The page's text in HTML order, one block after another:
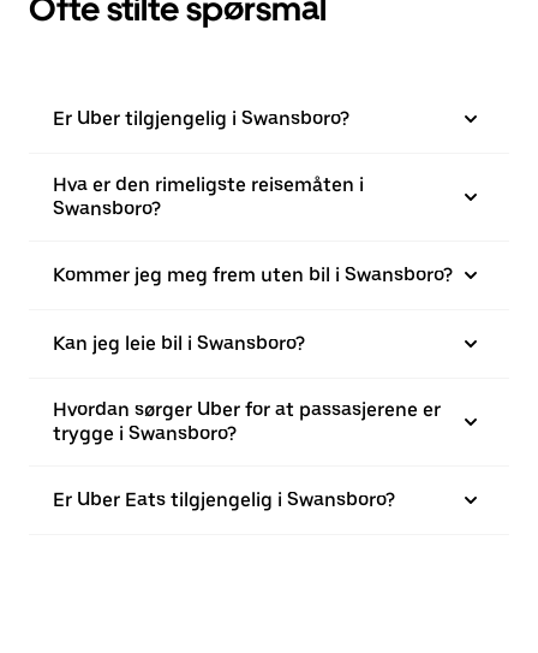
Ofte stilte spørsmål
Er Uber tilgjengelig i Swansboro?
Hva er den rimeligste reisemåten i
Swansboro?
Kommer jeg meg frem uten bil i Swansboro?
Kan jeg leie bil i Swansboro?
Hvordan sørger Uber for at passasjerene er
trygge i Swansboro?
Er Uber Eats tilgjengelig i Swansboro?